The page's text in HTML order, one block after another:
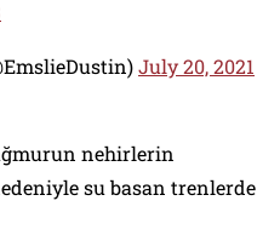
July 20, 2021
nehirlerin
su basan trenlerde